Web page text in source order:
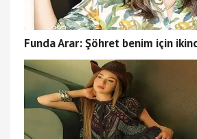
Funda Arar: Şöhret benim için